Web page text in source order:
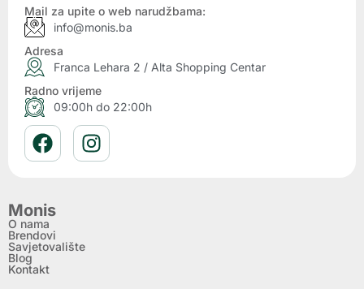
Mail za upite o web narudžbama:
info@monis.ba
Adresa
Franca Lehara 2 / Alta Shopping Centar
Radno vrijeme
09:00h do 22:00h
Monis
O nama
Brendovi
Savjetovalište
Blog
Kontakt